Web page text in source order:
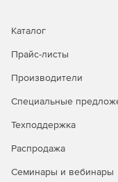
административных
календарями и
Exchange Online с
всем нормативным
Каталог
Прайс-листы
Производители
Специальные
Техподдержка
Распродажа
Семинары и вебинары